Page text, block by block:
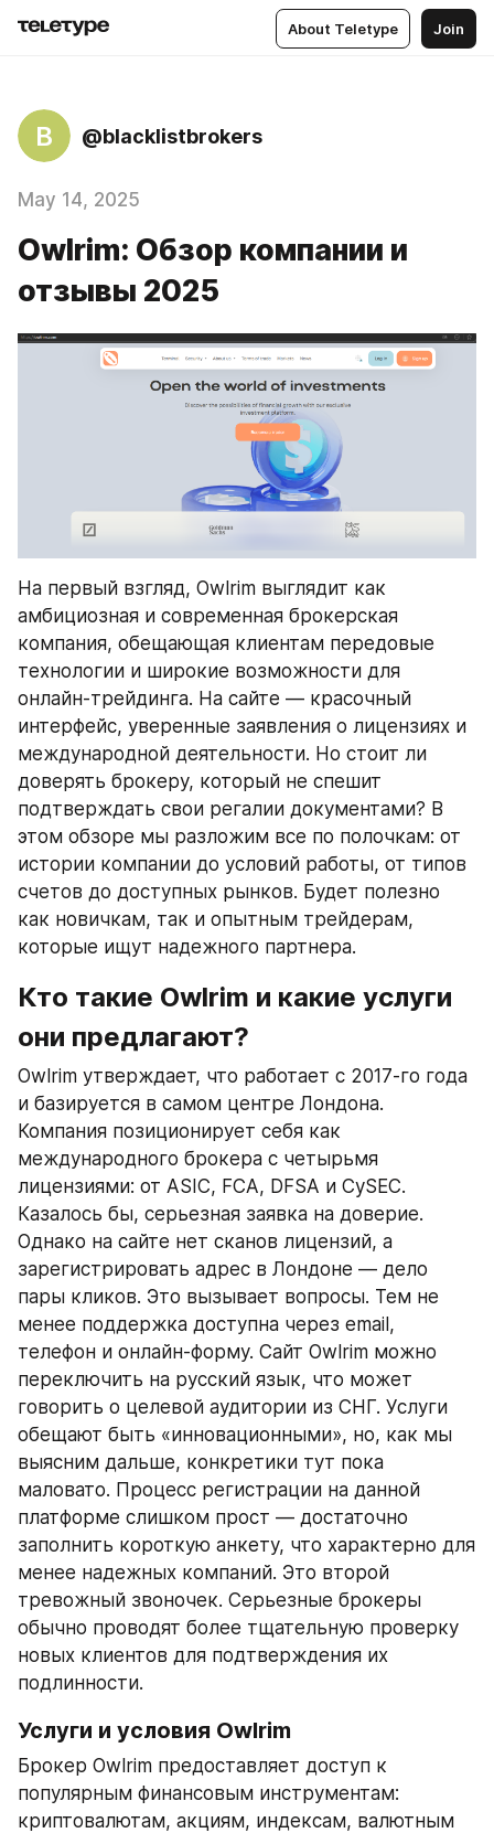
About Teletype Join
B @blacklistbrokers
May 14, 2025
Owlrim: Обзор компании и
отзывы 2025
На первый взгляд, Owlrim выглядит как
амбициозная и современная брокерская
компания, обещающая клиентам передовые
технологии и широкие возможности для
онлайн-трейдинга. На сайте — красочный
интерфейс, уверенные заявления о лицензиях и
международной деятельности. Но стоит ли
доверять брокеру, который не спешит
подтверждать свои регалии документами? В
этом обзоре мы разложим все по полочкам: от
истории компании до условий работы, от типов
счетов до доступных рынков. Будет полезно
как новичкам, так и опытным трейдерам,
которые ищут надежного партнера.
Кто такие Owlrim и какие услуги
они предлагают?
Owlrim утверждает, что работает с 2017-го года
и базируется в самом центре Лондона.
Компания позиционирует себя как
международного брокера с четырьмя
лицензиями: от ASIC, FCA, DFSA и CySEC.
Казалось бы, серьезная заявка на доверие.
Однако на сайте нет сканов лицензий, а
зарегистрировать адрес в Лондоне — дело
пары кликов. Это вызывает вопросы. Тем не
менее поддержка доступна через email,
телефон и онлайн-форму. Сайт Owlrim можно
переключить на русский язык, что может
говорить о целевой аудитории из СНГ. Услуги
обещают быть «инновационными», но, как мы
выясним дальше, конкретики тут пока
маловато. Процесс регистрации на данной
платформе слишком прост — достаточно
заполнить короткую анкету, что характерно для
менее надежных компаний. Это второй
тревожный звоночек. Серьезные брокеры
обычно проводят более тщательную проверку
новых клиентов для подтверждения их
подлинности.
Услуги и условия Owlrim
Брокер Owlrim предоставляет доступ к
популярным финансовым инструментам:
криптовалютам, акциям, индексам, валютным